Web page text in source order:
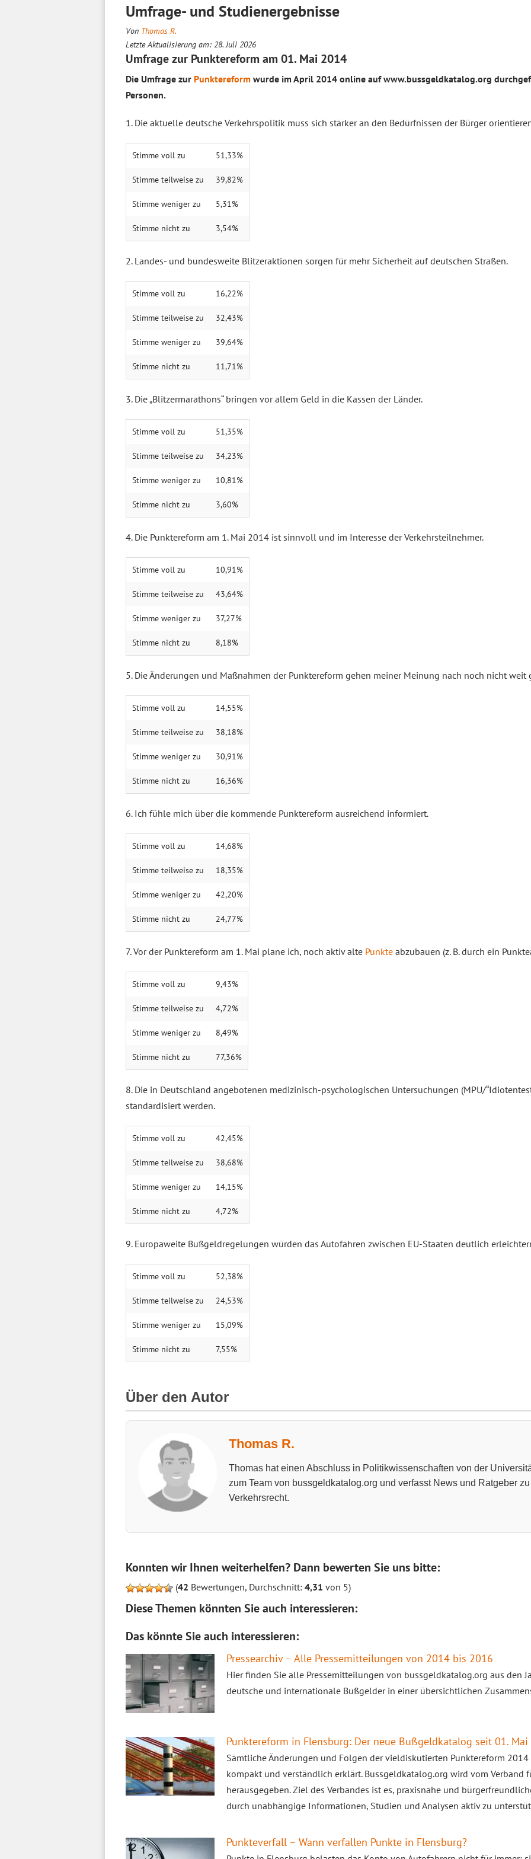
Umfrage- und Studienergebnisse
Von Thomas R.
Letzte Aktualisierung am: 28. Juli 2026
Umfrage zur Punktereform am 01. Mai 2014
Die Umfrage zur Punktereform wurde im April 2014 online auf www.bussgeldkatalog.org
Personen.
1. Die aktuelle deutsche Verkehrspolitik muss sich stärker an den Bedürfnissen der Bürger
Stimme voll zu 51,33%
Stimme teilweise zu 39,82%
Stimme weniger zu 5,31%
Stimme nicht zu 3,54%
2. Landes- und bundesweite Blitzeraktionen sorgen für mehr Sicherheit auf deutschen Straßen.
Stimme voll zu 16,22%
Stimme teilweise zu 32,43%
Stimme weniger zu 39,64%
Stimme nicht zu 11,71%
3. Die „Blitzermarathons“ bringen vor allem Geld in die Kassen der Länder.
Stimme voll zu 51,35%
Stimme teilweise zu 34,23%
Stimme weniger zu 10,81%
Stimme nicht zu 3,60%
4. Die Punktereform am 1. Mai 2014 ist sinnvoll und im Interesse der Verkehrsteilnehmer.
Stimme voll zu 10,91%
Stimme teilweise zu 43,64%
Stimme weniger zu 37,27%
Stimme nicht zu 8,18%
5. Die Änderungen und Maßnahmen der Punktereform gehen meiner Meinung nach noch nicht weit
Stimme voll zu 14,55%
Stimme teilweise zu 38,18%
Stimme weniger zu 30,91%
Stimme nicht zu 16,36%
6. Ich fühle mich über die kommende Punktereform ausreichend informiert.
Stimme voll zu 14,68%
Stimme teilweise zu 18,35%
Stimme weniger zu 42,20%
Stimme nicht zu 24,77%
7. Vor der Punktereform am 1. Mai plane ich, noch aktiv alte Punkte abzubauen (z. B. durch ein
Stimme voll zu 9,43%
Stimme teilweise zu 4,72%
Stimme weniger zu 8,49%
Stimme nicht zu 77,36%
8. Die in Deutschland angebotenen medizinisch-psychologischen Untersuchungen (MPU/
standardisiert werden.
Stimme voll zu 42,45%
Stimme teilweise zu 38,68%
Stimme weniger zu 14,15%
Stimme nicht zu 4,72%
9. Europaweite Bußgeldregelungen würden das Autofahren zwischen EU-Staaten deutlich
Stimme voll zu 52,38%
Stimme teilweise zu 24,53%
Stimme weniger zu 15,09%
Stimme nicht zu 7,55%
Über den Autor
Thomas R.
Thomas hat einen Abschluss in Politikwissenschaften von der
zum Team von bussgeldkatalog.org und verfasst News und Ratgeber
Verkehrsrecht.
Konnten wir Ihnen weiterhelfen? Dann bewerten Sie uns bitte:
(42 Bewertungen, Durchschnitt: 4,31 von 5)
Diese Themen könnten Sie auch interessieren:
Das könnte Sie auch interessieren:
Pressearchiv – Alle Pressemitteilungen von 2014 bis 2016
Hier finden Sie alle Pressemitteilungen von bussgeldkatalog.org aus den
deutsche und internationale Bußgelder in einer übersichtlichen
Punktereform in Flensburg: Der neue Bußgeldkatalog seit 01.
Sämtliche Änderungen und Folgen der vieldiskutierten Punktereform
kompakt und verständlich erklärt. Bussgeldkatalog.org wird vom Verband
herausgegeben. Ziel des Verbandes ist es, praxisnahe und
durch unabhängige Informationen, Studien und Analysen aktiv zu
Punkteverfall – Wann verfallen Punkte in Flensburg?